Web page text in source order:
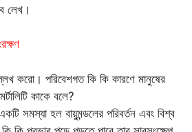
লেখ।
করো। পরিবেশগত কি কি কারণে মানুষের
কাকে বলে?
সমস্যা হল বায়ুমন্ডলের পরিবর্তন এবং বিশ্ব